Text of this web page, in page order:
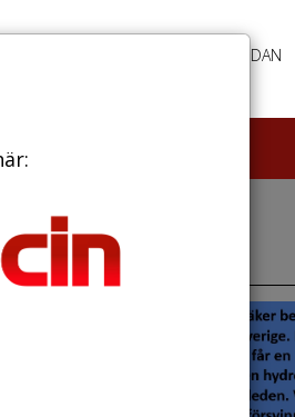
ANNONSERING HEMSIDAN
Annonser